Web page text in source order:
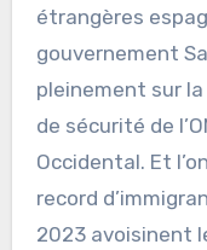
étrangères
gouvernement
pleinement sur
de sécurité de
Occidental. Et
record
2023 avoisinent